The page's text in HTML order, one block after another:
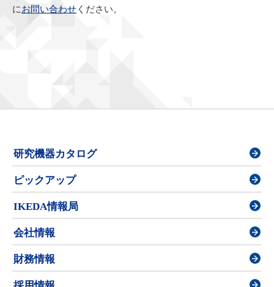
にお問い合わせ ください。
研究機器カタログ
ピックアップ
IKEDA情報局
会社情報
財務情報